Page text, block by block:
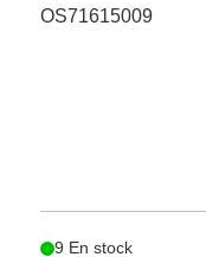
OS71615009
9 En stock